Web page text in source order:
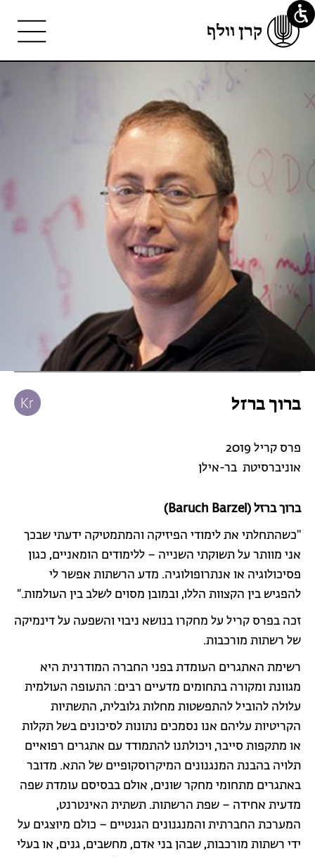
ברוך ברזל
פרס קריל 2019
אוניברסיטת בר-אילן
ברוך ברזל (Baruch Barzel)
"כשהתחלתי את לימודי הפיזיקה והמתמטיקה ידעתי שבכך
אני מוותר על תשוקתי השנייה – ללימודים הומאניים, כגון
פסיכולוגיה או אנתרופולוגיה. מדע הרשתות אפשר לי
להפגיש בין הקצוות הללו, ובמובן מסוים לשלב בין העולמות.“
זכה בפרס קריל על מחקרו בנושא ניבוי והשפעה על דינמיקה
של רשתות מורכבות.
רשימת האתגרים העומדת בפני החברה המודרנית היא
מגוונת ומקורה בתחומים מדעיים רבים: התעופה העולמית
עלולה להוביל להתפשטות מחלות גלובלית, התשתיות
הקריטיות עליהם אנו נסמכים נתונות לסיכונים בשל תקלות
או מתקפות סייבר, ויכולתנו להתמודד עם אתגרים רפואיים
תלויה בהבנת המנגנונים המיקרוסקופיים של התא. מדובר
באתגרים מתחומי מחקר שונים, אולם בבסיסם עומדת שפה
מדעית אחידה – שפת הרשתות. תשתית האינטרנט,
המערכת החברתית והמנגנונים הגנטיים – כולם מיוצגים על
ידי רשתות מורכבות, שבהן בני אדם, מחשבים, גנים, או בעלי